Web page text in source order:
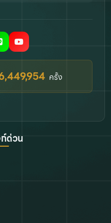
ครั้ง
ด่วน